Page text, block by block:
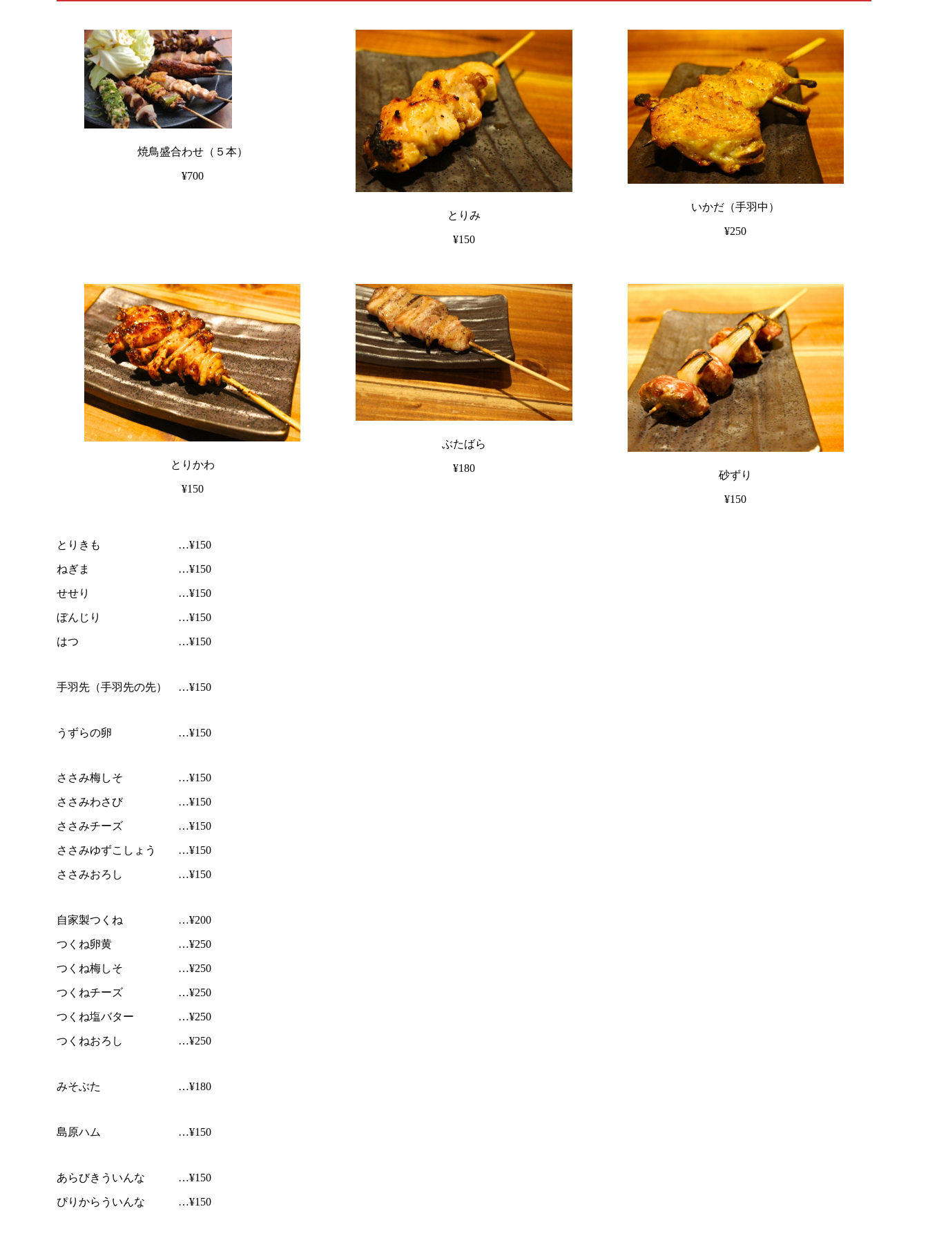
焼鳥盛合わせ（５本）
¥700
とりみ
¥150
いかだ（手羽中）
¥250
とりかわ
¥150
ぶたばら
¥180
砂ずり
¥150
とりきも …¥150
ねぎま …¥150
せせり …¥150
ぼんじり …¥150
はつ …¥150
手羽先（手羽先の先） …¥150
うずらの卵 …¥150
ささみ梅しそ …¥150
ささみわさび …¥150
ささみチーズ …¥150
ささみゆずこしょう …¥150
ささみおろし …¥150
自家製つくね …¥200
つくね卵黄 …¥250
つくね梅しそ …¥250
つくねチーズ …¥250
つくね塩バター …¥250
つくねおろし …¥250
みそぶた …¥180
島原ハム …¥150
あらびきういんな …¥150
ぴりからういんな …¥150